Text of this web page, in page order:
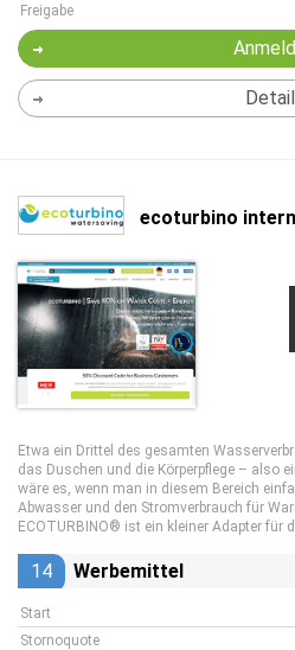
Freigabe
ecoturbino
Etwa ein Drittel des gesamten
das Duschen und die Körperpflege – also
wäre es, wenn man in diesem Bereich
Abwasser und den Stromverbrauch für
ECOTURBINO® ist ein kleiner Adapter für
14 Werbemittel
Start
Stornoquote